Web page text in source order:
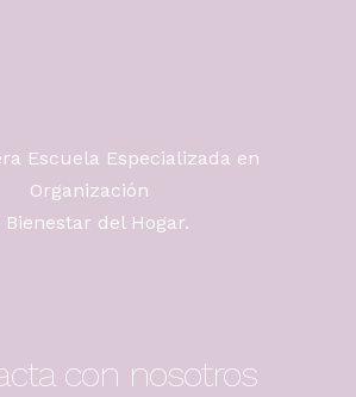
Escuela Especializada en
Organización
Bienestar del Hogar.
con nosotros